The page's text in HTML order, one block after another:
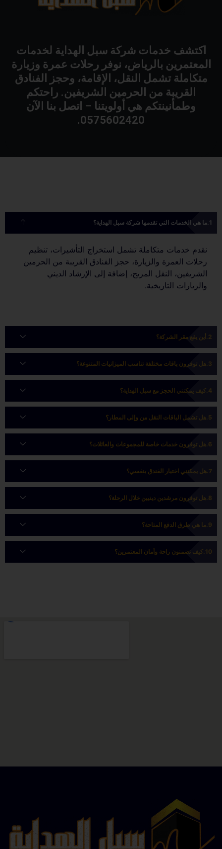
اكتشف خدمات شركة سبل الهداية لخدمات
المعتمرين بالرياض، نوفر رحلات عمرة وزيارة
متكاملة تشمل النقل، الإقامة، وحجز الفنادق
القريبة من الحرمين الشريفين. راحتكم
وطمأنينتكم هي أولويتنا – اتصل بنا الآن
0575602420.
ما هي الخدمات التي تقدمها شركة سبل الهداية؟
نقدم خدمات متكاملة تشمل استخراج التأشيرات، تنظيم
رحلات العمرة والزيارة، حجز الفنادق القريبة من الحرمين
الشريفين، النقل المريح، إضافة إلى الإرشاد الديني
والزيارات التاريخية.
أين يقع مقر الشركة؟
هل توفرون باقات مختلفة تناسب الميزانيات المتنوعة؟
كيف يمكنني الحجز مع سبل الهداية؟
هل تشمل الباقات النقل من وإلى المطار؟
هل توفرون خدمات خاصة للمجموعات والعائلات؟
هل يمكنني اختيار الفندق بنفسي؟
هل توفرون مرشدين دينيين خلال الرحلة؟
ما هي طرق الدفع المتاحة؟
كيف تضمنون راحة وأمان المعتمرين؟